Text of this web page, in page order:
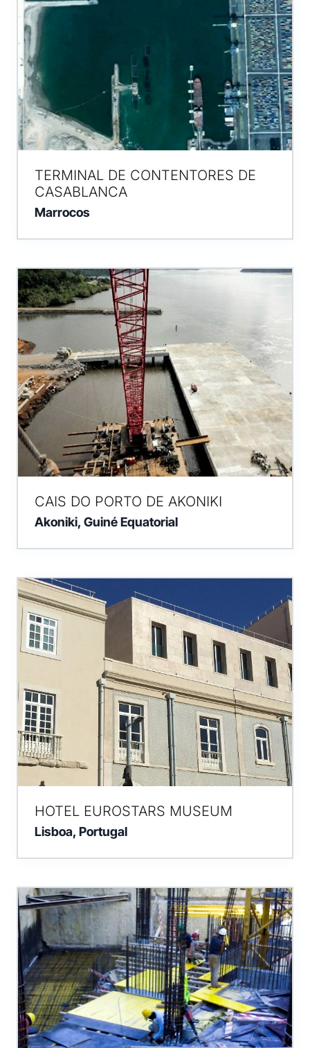
TERMINAL DE CONTENTORES DE
CASABLANCA
Marrocos
CAIS DO PORTO DE AKONIKI
Akoniki, Guiné Equatorial
HOTEL EUROSTARS MUSEUM
Lisboa, Portugal